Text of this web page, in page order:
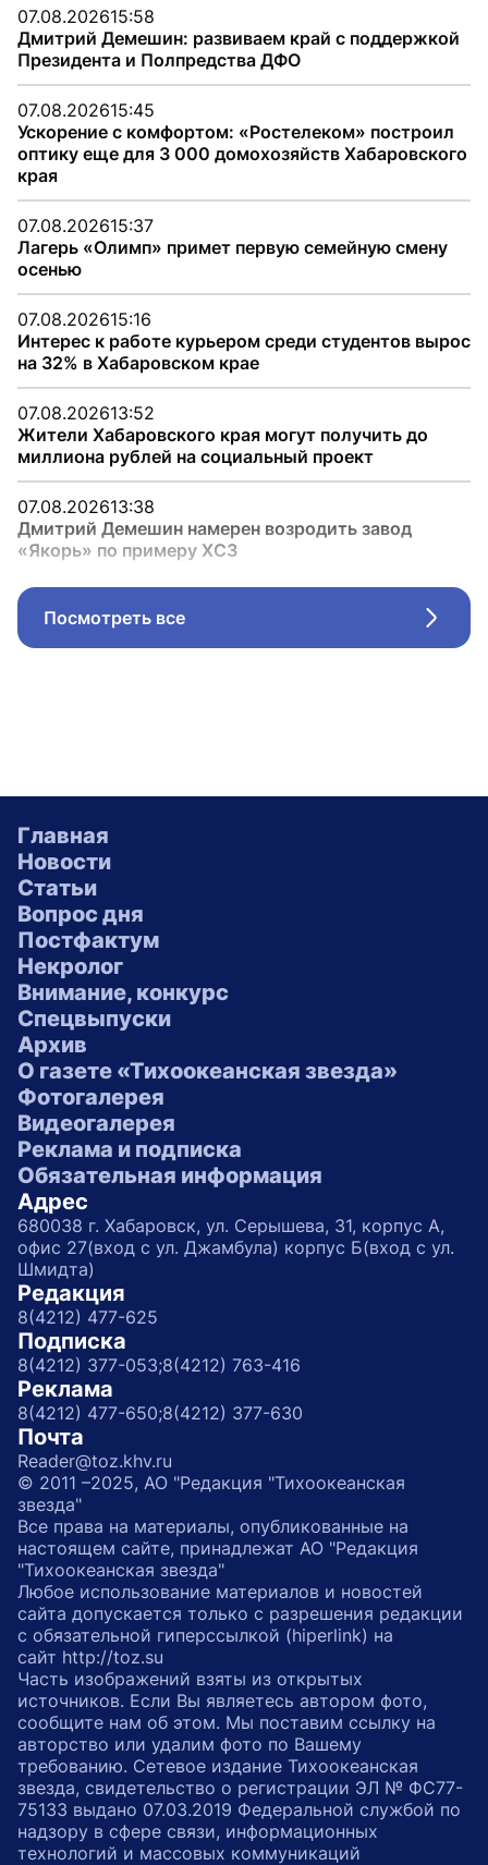
07.08.202615:58
Дмитрий Демешин: развиваем край с поддержкой
Президента и Полпредства ДФО
07.08.202615:45
Ускорение с комфортом: «Ростелеком» построил
оптику еще для 3 000 домохозяйств Хабаровского
края
07.08.202615:37
Лагерь «Олимп» примет первую семейную смену
осенью
07.08.202615:16
Интерес к работе курьером среди студентов вырос
на 32% в Хабаровском крае
07.08.202613:52
Жители Хабаровского края могут получить до
миллиона рублей на социальный проект
07.08.202613:38
Дмитрий Демешин намерен возродить завод
«Якорь» по примеру ХСЗ
Посмотреть все
Главная
Новости
Статьи
Вопрос дня
Постфактум
Некролог
Внимание, конкурс
Спецвыпуски
Архив
О газете «Тихоокеанская звезда»
Фотогалерея
Видеогалерея
Реклама и подписка
Обязательная информация
Адрес
680038 г. Хабаровск, ул. Серышева, 31, корпус А,
офис 27(вход с ул. Джамбула) корпус Б(вход с ул.
Шмидта)
Редакция
8(4212) 477-625
Подписка
8(4212) 377-053;8(4212) 763-416
Реклама
8(4212) 477-650;8(4212) 377-630
Почта
Reader@toz.khv.ru
© 2011 –2025, АО "Редакция "Тихоокеанская
звезда"
Все права на материалы, опубликованные на
настоящем сайте, принадлежат АО "Редакция
"Тихоокеанская звезда"
Любое использование материалов и новостей
сайта допускается только с разрешения редакции
с обязательной гиперссылкой (hiperlink) на
сайт http://toz.su
Часть изображений взяты из открытых
источников. Если Вы являетесь автором фото,
сообщите нам об этом. Мы поставим ссылку на
авторство или удалим фото по Вашему
требованию. Сетевое издание Тихоокеанская
звезда, свидетельство о регистрации ЭЛ № ФС77-
75133 выдано 07.03.2019 Федеральной службой по
надзору в сфере связи, информационных
технологий и массовых коммуникаций